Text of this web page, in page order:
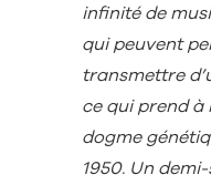
infinité de
qui peuvent
transmettre
ce qui prend
dogme
1950. Un